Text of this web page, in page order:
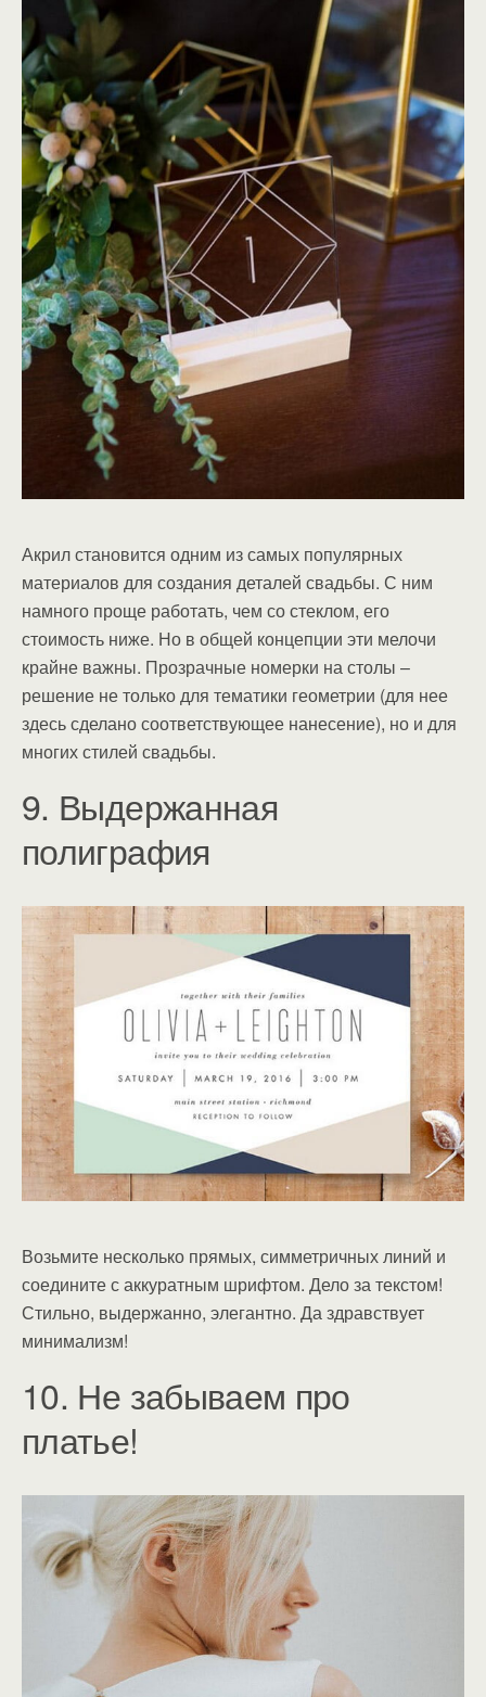
Акрил становится одним из самых популярных
материалов для создания деталей свадьбы. С ним
намного проще работать, чем со стеклом, его
стоимость ниже. Но в общей концепции эти мелочи
крайне важны. Прозрачные номерки на столы –
решение не только для тематики геометрии (для нее
здесь сделано соответствующее нанесение), но и для
многих стилей свадьбы.
9. Выдержанная
полиграфия
Возьмите несколько прямых, симметричных линий и
соедините с аккуратным шрифтом. Дело за текстом!
Стильно, выдержанно, элегантно. Да здравствует
минимализм!
10. Не забываем про
платье!